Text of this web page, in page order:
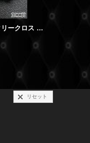
REC F ZIP キルティング セメタリークロス ジップファスナー修理
リセット